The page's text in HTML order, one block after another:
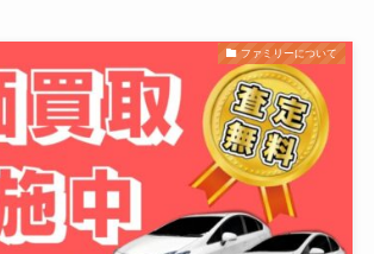
ファミリーについて